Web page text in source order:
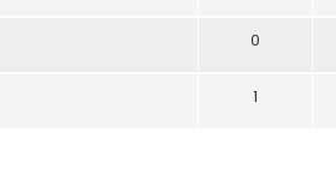
0
1